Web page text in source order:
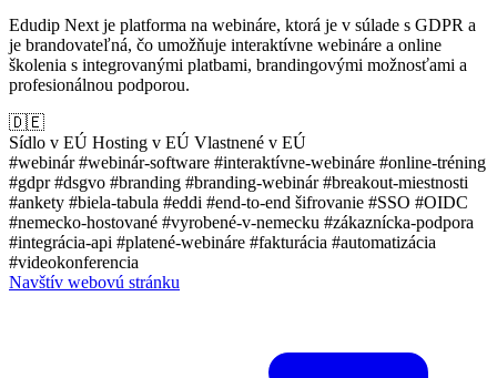
Edudip Next je platforma na webináre, ktorá je v súlade s GDPR a
je brandovateľná, čo umožňuje interaktívne webináre a online
školenia s integrovanými platbami, brandingovými možnosťami a
profesionálnou podporou.
🇩🇪
Sídlo v EÚ Hosting v EÚ Vlastnené v EÚ
#webinár#webinár-software #interaktívne-webináre #online-tréning
#gdpr#dsgvo #branding #branding-webinár#breakout-miestnosti
#ankety #biela-tabula #eddi #end-to-end šifrovanie #SSO #OIDC
#nemecko-hostované #vyrobené-v-nemecku #zákaznícka-podpora
#integrácia-api #platené-webináre #fakturácia #automatizácia
#videokonferencia
Navštív webovú stránku